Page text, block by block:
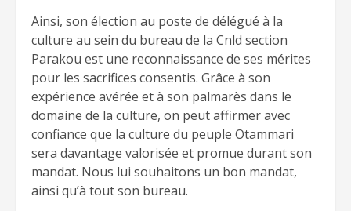
Ainsi, son élection au poste de délégué à la
culture au sein du bureau de la Cnld section
Parakou est une reconnaissance de ses mérites
pour les sacrifices consentis. Grâce à son
expérience avérée et à son palmarès dans le
domaine de la culture, on peut affirmer avec
confiance que la culture du peuple Otammari
sera davantage valorisée et promue durant son
mandat. Nous lui souhaitons un bon mandat,
ainsi qu’à tout son bureau.